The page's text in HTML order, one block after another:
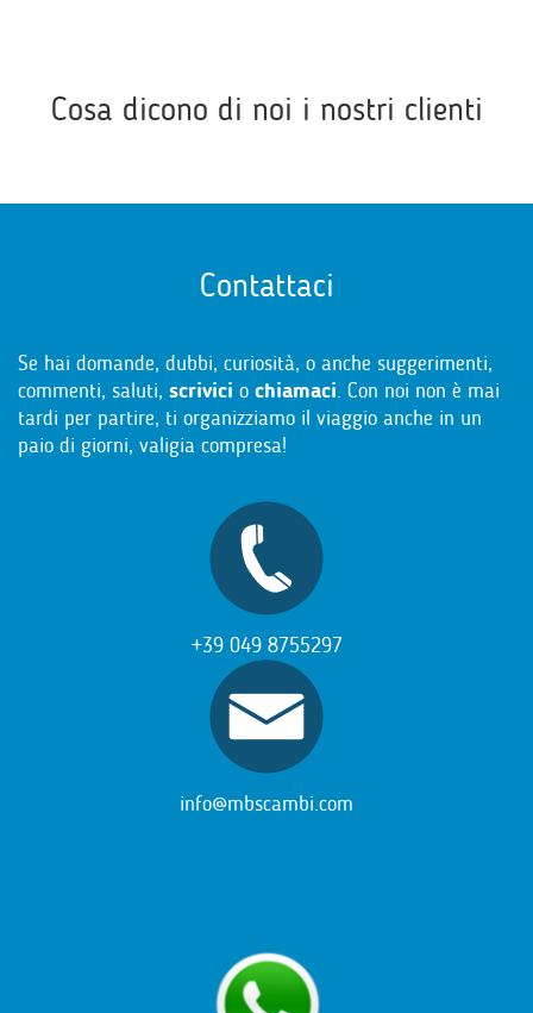
Cosa dicono di noi i nostri clienti
Contattaci
Se hai domande, dubbi, curiosità, o anche suggerimenti,
commenti, saluti, scrivici o chiamaci. Con noi non è mai
tardi per partire, ti organizziamo il viaggio anche in un
paio di giorni, valigia compresa!
+39 049 8755297
info@mbscambi.com